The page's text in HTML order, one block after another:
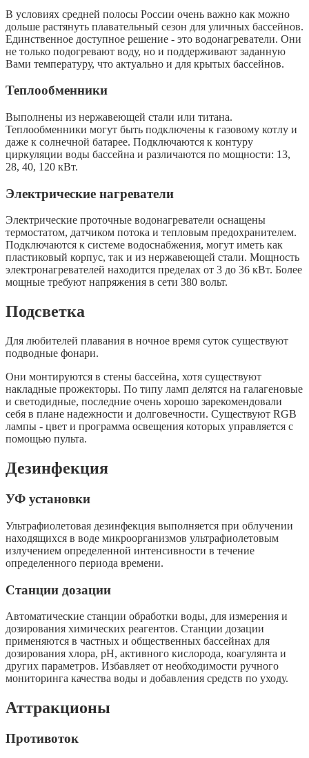
В условиях средней полосы России очень важно как можно
дольше растянуть плавательный сезон для уличных бассейнов.
Единственное доступное решение - это водонагреватели. Они
не только подогревают воду, но и поддерживают заданную
Вами температуру, что актуально и для крытых бассейнов.
Теплообменники
Выполнены из нержавеющей стали или титана.
Теплообменники могут быть подключены к газовому котлу и
даже к солнечной батарее. Подключаются к контуру
циркуляции воды бассейна и различаются по мощности: 13,
28, 40, 120 кВт.
Электрические нагреватели
Электрические проточные водонагреватели оснащены
термостатом, датчиком потока и тепловым предохранителем.
Подключаются к системе водоснабжения, могут иметь как
пластиковый корпус, так и из нержавеющей стали. Мощность
электронагревателей находится пределах от 3 до 36 кВт. Более
мощные требуют напряжения в сети 380 вольт.
Подсветка
Для любителей плавания в ночное время суток существуют
подводные фонари.
Они монтируются в стены бассейна, хотя существуют
накладные прожекторы. По типу ламп делятся на галагеновые
и светодидные, последние очень хорошо зарекомендовали
себя в плане надежности и долговечности. Существуют RGB
лампы - цвет и программа освещения которых управляется с
помощью пульта.
Дезинфекция
УФ установки
Ультрафиолетовая дезинфекция выполняется при облучении
находящихся в воде микроорганизмов ультрафиолетовым
излучением определенной интенсивности в течение
определенного периода времени.
Станции дозации
Автоматические станции обработки воды, для измерения и
дозирования химических реагентов. Станции дозации
применяются в частных и общественных бассейнах для
дозирования хлора, pH, активного кислорода, коагулянта и
других параметров. Избавляет от необходимости ручного
мониторинга качества воды и добавления средств по уходу.
Аттракционы
Противоток